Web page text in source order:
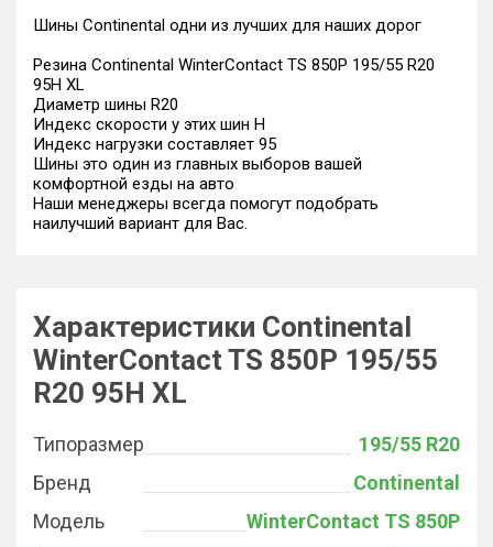
Шины Continental одни из лучших для наших дорог
Резина Continental WinterContact TS 850P 195/55 R20
95H XL
Диаметр шины R20
Индекс скорости у этих шин H
Индекс нагрузки составляет 95
Шины это один из главных выборов вашей
комфортной езды на авто
Наши менеджеры всегда помогут подобрать
наилучший вариант для Вас.
Характеристики Continental
WinterContact TS 850P 195/55
R20 95H XL
Типоразмер
195/55 R20
Бренд
Continental
Модель
WinterContact TS 850P